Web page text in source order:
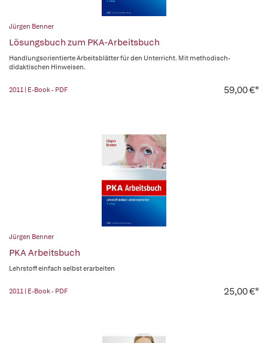
Jürgen Benner
Lösungsbuch zum PKA-Arbeitsbuch
Handlungsorientierte Arbeitsblätter für den Unterricht. Mit methodisch-
didaktischen Hinweisen.
2011 | E-Book - PDF 59,00 €*
Jürgen Benner
PKA Arbeitsbuch
Lehrstoff einfach selbst erarbeiten
2011 | E-Book - PDF 25,00 €*